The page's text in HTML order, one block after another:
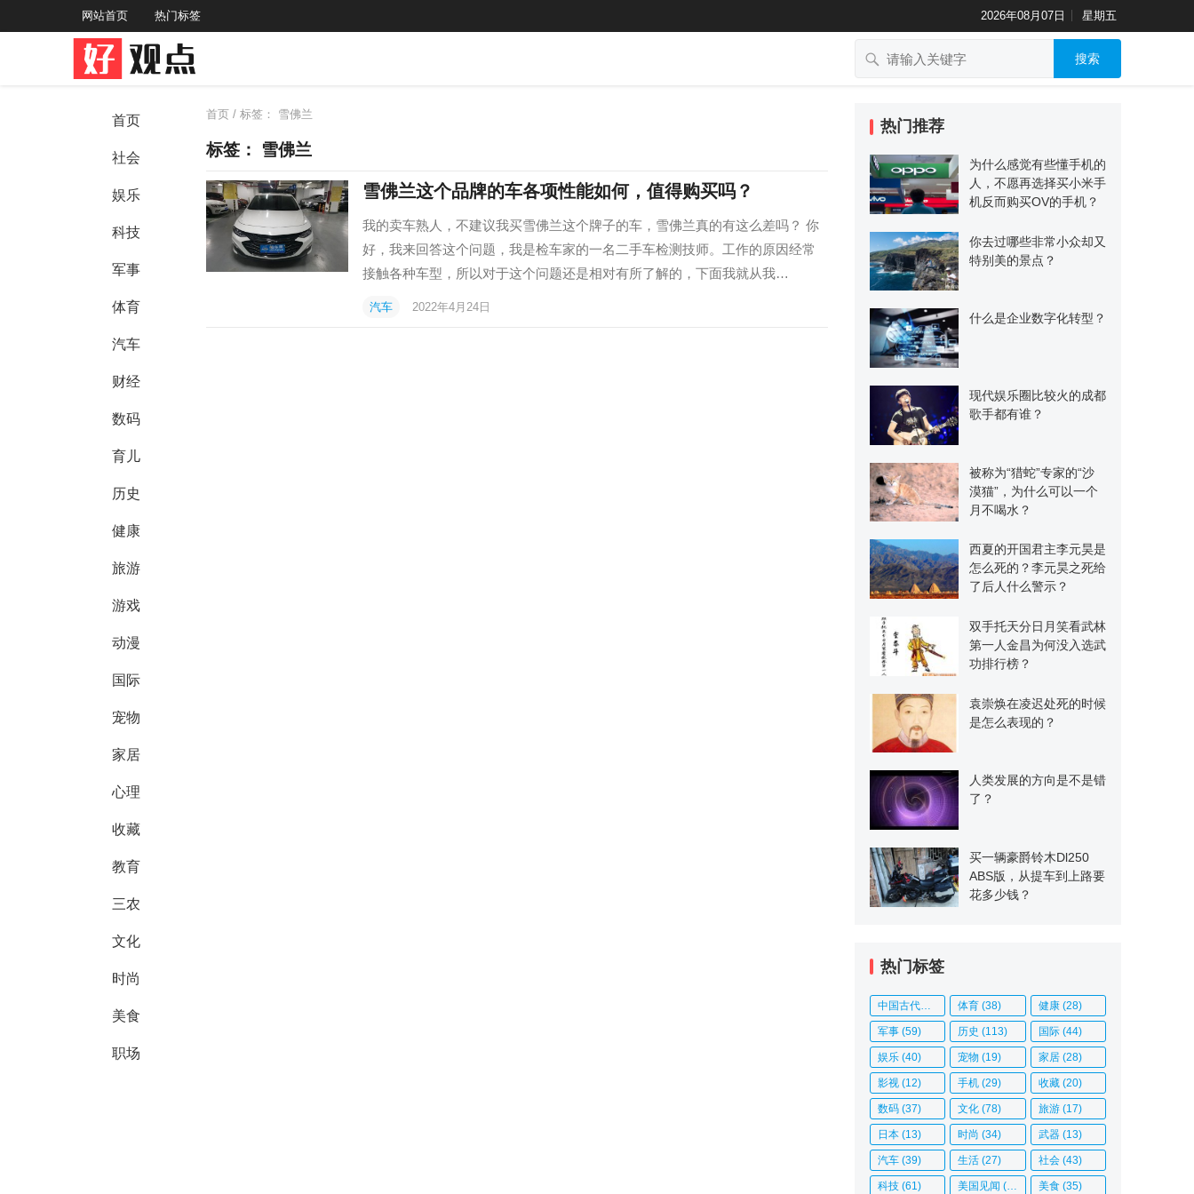
网站首页 热门标签 2026年08月07日 星期五
搜索
首页
社会
娱乐
科技
军事
体育
汽车
财经
数码
育儿
历史
健康
旅游
游戏
动漫
国际
宠物
家居
心理
收藏
教育
三农
文化
时尚
美食
职场
首页 / 标签： 雪佛兰
标签： 雪佛兰
雪佛兰这个品牌的车各项性能如何，值得购买吗？
我的卖车熟人，不建议我买雪佛兰这个牌子的车，雪佛兰真的有这么差吗？ 你
好，我来回答这个问题，我是检车家的一名二手车检测技师。工作的原因经常
接触各种车型，所以对于这个问题还是相对有所了解的，下面我就从我…
汽车 2022年4月24日
热门推荐
为什么感觉有些懂手机的
人，不愿再选择买小米手
机反而购买OV的手机？
你去过哪些非常小众却又
特别美的景点？
什么是企业数字化转型？
现代娱乐圈比较火的成都
歌手都有谁？
被称为“猎蛇”专家的“沙
漠猫”，为什么可以一个
月不喝水？
西夏的开国君主李元昊是
怎么死的？李元昊之死给
了后人什么警示？
双手托天分日月笑看武林
第一人金昌为何没入选武
功排行榜？
袁崇焕在凌迟处死的时候
是怎么表现的？
人类发展的方向是不是错
了？
买一辆豪爵铃木Dl250
ABS版，从提车到上路要
花多少钱？
热门标签
体育 (38) 健康(28)
军事 (59) 历史 (113) 国际(44)
娱乐 (40) 宠物 (19) 家居(28)
影视 (12) 手机 (29) 收藏(20)
数码 (37) 文化 (78) 旅游(17)
日本 (13) 时尚 (34) 武器(13)
汽车 (39) 生活 (27) 社会(43)
科技 (61) 美国见闻 (20) 美食(35)